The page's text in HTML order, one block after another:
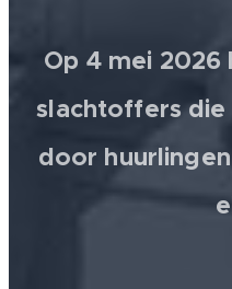
Op 4 mei 2026
slachtoffers
door